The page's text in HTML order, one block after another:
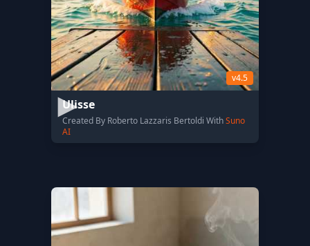
v4.5
Ulisse
Created By Roberto Lazzaris Bertoldi WithSuno
AI